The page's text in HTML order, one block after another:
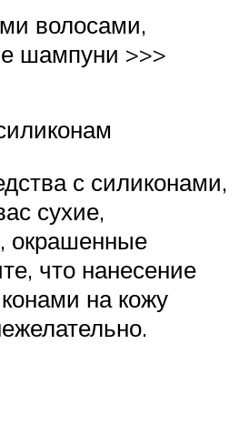
волосами,
шампуни >>>
с силиконами,
сухие,
окрашенные
что нанесение
на кожу